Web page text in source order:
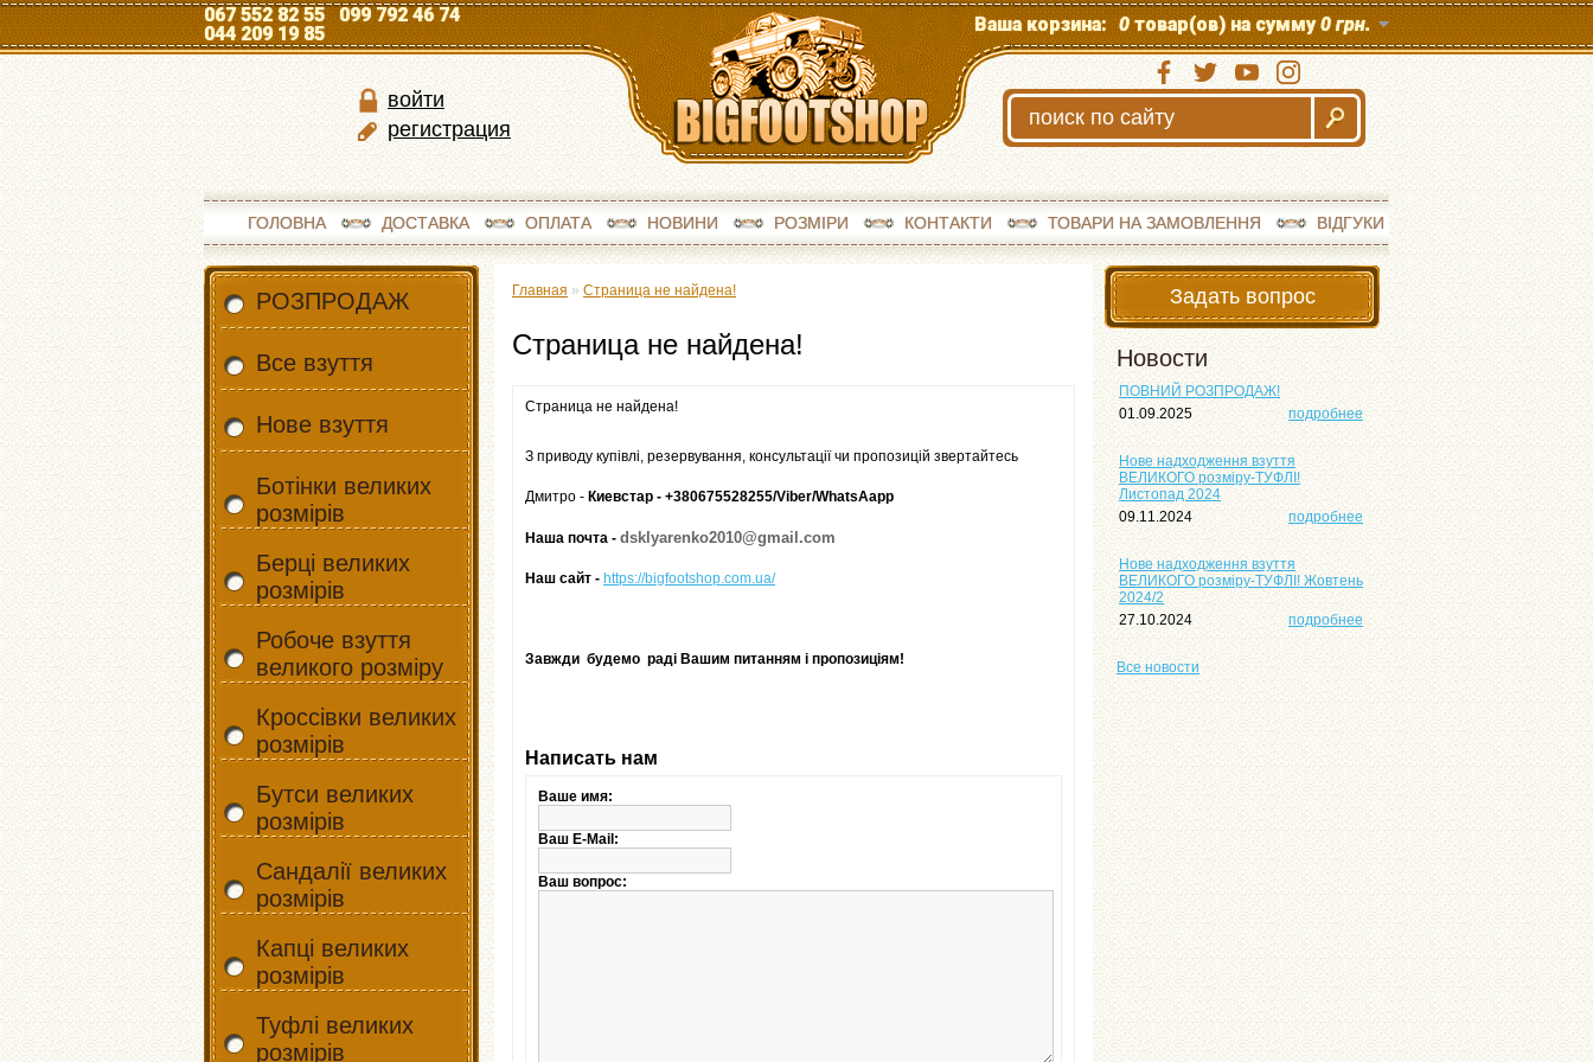
067 552 82 55 099 792 46 74
044 209 19 85
Ваша корзина: 0товар(ов) на сумму0 грн.
войти
регистрация
ГОЛОВНА ДОСТАВКА ОПЛАТА НОВИНИ РОЗМІРИ КОНТАКТИ ТОВАРИ НА ЗАМОВЛЕННЯ ВІДГУКИ
РОЗПРОДАЖ
Все взуття
Нове взуття
Ботінки великих
розмірів
Берці великих
розмірів
Робоче взуття
великого розміру
Кроссівки великих
розмірів
Бутси великих
розмірів
Сандалії великих
розмірів
Капці великих
розмірів
Туфлі великих
розмірів
Задать вопрос
Новости
ПОВНИЙ РОЗПРОДАЖ!
01.09.2025
подробнее
Нове надходження взуття
ВЕЛИКОГО розміру-ТУФЛІ!
Листопад 2024
09.11.2024
подробнее
Нове надходження взуття
ВЕЛИКОГО розміру-ТУФЛІ! Жовтень
2024/2
27.10.2024
подробнее
Всеновости
Главная » Страница не найдена!
Страница не найдена!
Страница не найдена!
З приводу купівлі, резервування, консультації чи пропозицій звертайтесь
Дмитро - Киевстар - +380675528255/Viber/WhatsAapp
Наша почта - dsklyarenko2010@gmail.com
Наш сайт - https://bigfootshop.com.ua/
Завжди будемо раді Вашим питанням і пропозиціям!
Написать нам
Ваше имя:
Ваш E-Mail:
Ваш вопрос: